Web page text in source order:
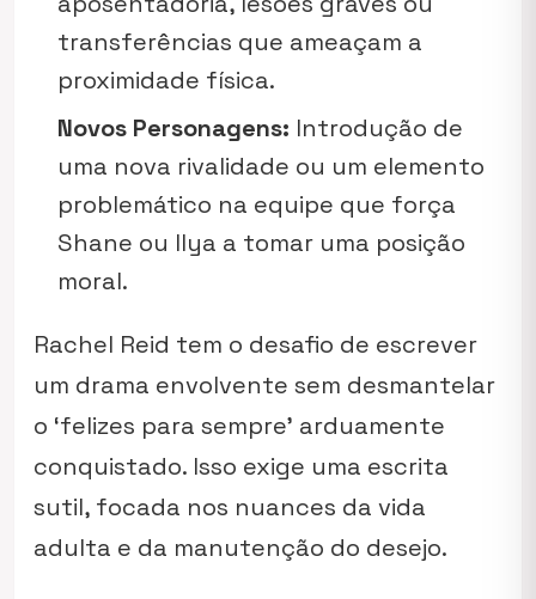
transferências que ameaçam a
proximidade física.
Novos Personagens: Introdução de
uma nova rivalidade ou um elemento
problemático na equipe que força
Shane ou Ilya a tomar uma posição
moral.
Rachel Reid tem o desafio de escrever
um drama envolvente sem desmantelar
o ‘felizes para sempre’ arduamente
conquistado. Isso exige uma escrita
sutil, focada nos nuances da vida
adulta e da manutenção do desejo.